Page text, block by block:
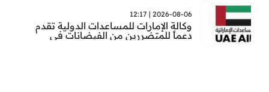
2026-08-06 | 12:17
وكالة الإمارات للمساعدات الدولية تقدم
دعماً للمتضررين من الفيضانات في